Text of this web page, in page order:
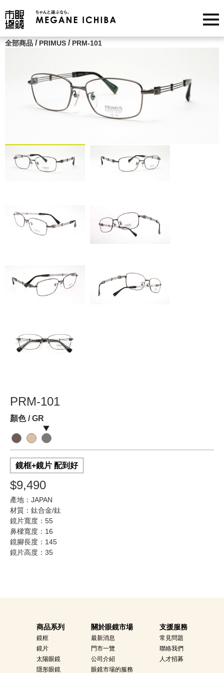
全部商品 / PRIMUS / PRM-101
PRM-101
顏色 / GR
鏡框+鏡片 配到好
$9,490
產地：JAPAN
材質：鈦合金/鈦
鏡片寬度：55
鼻樑寬度：16
鏡腳長度：145
鏡片高度：35
商品系列
鏡框
鏡片
太陽眼鏡
隱形眼鏡
關於眼鏡市場
最新消息
門市一覽
公司介紹
眼鏡市場的服務
支援服務
常見問題
聯絡我們
人才招募